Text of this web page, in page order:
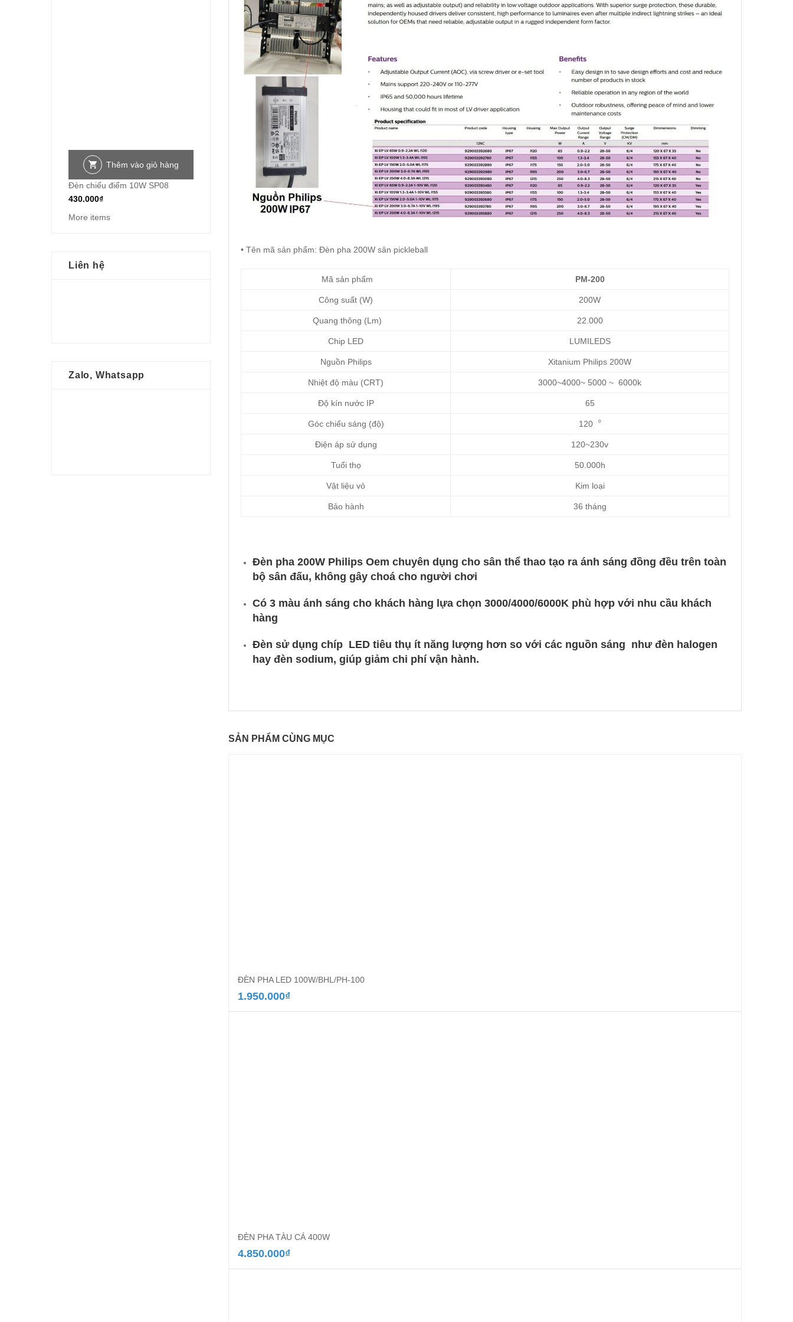
• Tên mã sản phẩm: Đèn pha 200W sân pickleball
Mã sản phẩm PM-200
Công suất (W) 200W
Quang thông (Lm) 22.000
Chip LED LUMILEDS
Nguồn Philips Xitanium Philips 200W
Nhiệt độ màu (CRT) 3000~4000~ 5000 ~ 6000k
Độ kín nước IP 65
Góc chiếu sáng (độ) 120︒
Điện áp sử dụng 120~230v
Tuổi thọ 50.000h
Vật liệu vỏ Kim loại
Bảo hành 36 tháng
Đèn pha 200W Philips Oem chuyên dụng cho sân thể thao tạo ra ánh sáng đồng đều trên toàn
bộ sân đấu, không gây choá cho người chơi
Có 3 màu ánh sáng cho khách hàng lựa chọn 3000/4000/6000K phù hợp với nhu cầu khách
hàng
Đèn sử dụng chíp LED tiêu thụ ít năng lượng hơn so với các nguồn sáng như đèn halogen
hay đèn sodium, giúp giảm chi phí vận hành.
SẢN PHẨM CÙNG MỤC
ĐÈN PHA LED 100W/BHL/PH-100
1.950.000₫
ĐÈN PHA TÀU CÁ 400W
4.850.000₫
Thêm vào giỏ hàng
Đèn chiếu điểm 10W SP08
430.000₫
More items
Liên hệ
Zalo, Whatsapp